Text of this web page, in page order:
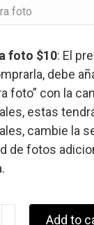
foto $10: El
debe
foto” con la
estas
cambie la
de fotos
Add to